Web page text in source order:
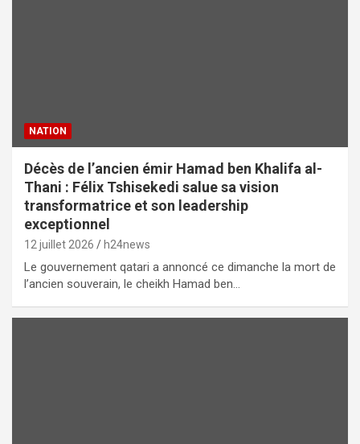
NATION
Décès de l’ancien émir Hamad ben Khalifa al-
Thani : Félix Tshisekedi salue sa vision
transformatrice et son leadership
exceptionnel
12 juillet 2026 h24news
Le gouvernement qatari a annoncé ce dimanche la mort de
l’ancien souverain, le cheikh Hamad ben…